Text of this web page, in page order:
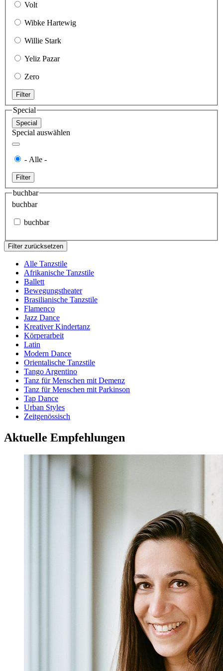
Volt
Wibke Hartewig
Willie Stark
Yeliz Pazar
Zero
Filter
Special
Special
Special auswählen
- Alle -
Filter
buchbar
buchbar
buchbar
Filter zurücksetzen
Alle Tanzstile
Afrikanische Tanzstile
Ballett
Bewegungstheater
Brasilianische Tanzstile
Flamenco
Jazz Dance
Kreativer Kindertanz
Körperarbeit
Latin
Modern Dance
Orientalische Tanzstile
Tango Argentino
Tanz für Menschen mit Demenz
Tanz für Menschen mit Parkinson
Tap Dance
Urban Styles
Zeitgenössisch
Aktuelle Empfehlungen